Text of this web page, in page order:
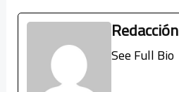
Redacción
See Full Bio